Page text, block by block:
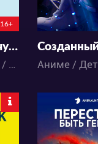
16+
Может, я встречу тебя в подземелье? 4
Аниме / Комедия / Приключения / Романтика / Фэнтези / Экшен